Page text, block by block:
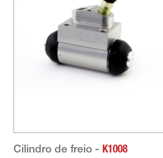
Cilindro de freio - K1008